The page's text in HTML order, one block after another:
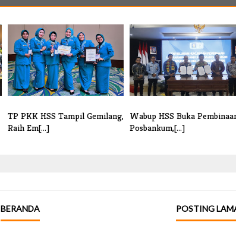
TP PKK HSS Tampil Gemilang,
Raih Em[...]
Wabup HSS Buka
Posbankum,[...]
POSTING
BERANDA